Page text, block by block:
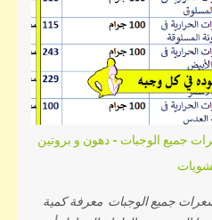
جميع الوجبات - دهون و بروتين
جميع الوجبات معرفة كمية